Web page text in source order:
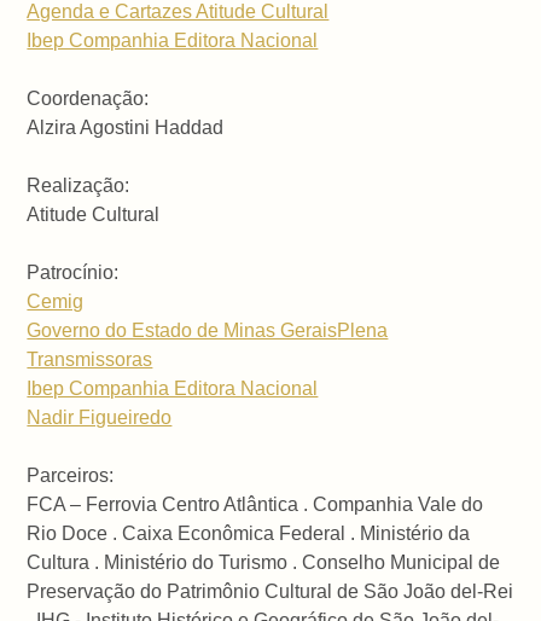
Agenda e Cartazes Atitude Cultural
Ibep Companhia Editora Nacional
Coordenação:
Alzira Agostini Haddad
Realização:
Atitude Cultural
Patrocínio:
Cemig
Governo do Estado de Minas GeraisPlena
Transmissoras
Ibep Companhia Editora Nacional
Nadir Figueiredo
Parceiros:
FCA – Ferrovia Centro Atlântica . Companhia Vale do
Rio Doce . Caixa Econômica Federal . Ministério da
Cultura . Ministério do Turismo . Conselho Municipal de
Preservação do Patrimônio Cultural de São João del-Rei